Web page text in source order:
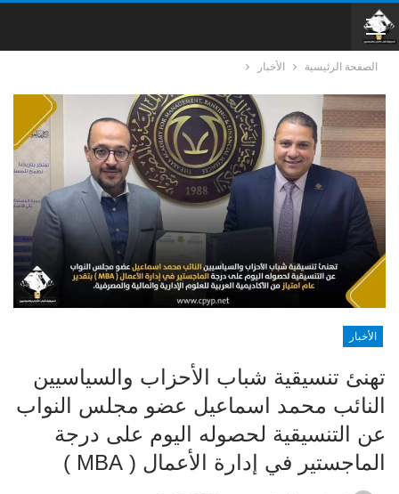
الصفحة الرئيسية الأخبار
الأخبار
تهنئ تنسيقية شباب الأحزاب والسياسيين
النائب محمد اسماعيل عضو مجلس النواب
عن التنسيقية لحصوله اليوم على درجة
الماجستير في إدارة الأعمال ( MBA )